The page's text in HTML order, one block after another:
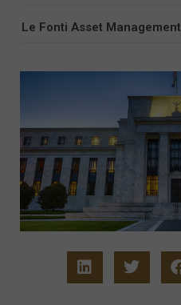
Le Fonti Asset Management